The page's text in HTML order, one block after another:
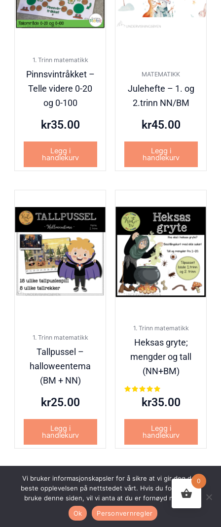
1. Trinn matematikk
Pinnsvintråkket –
Telle videre 0-20
og 0-100
kr35.00
Legg i
handlekurv
MATEMATIKK
Julehefte – 1. og
2.trinn NN/BM
kr45.00
Legg i
handlekurv
1. Trinn matematikk
Tallpussel –
halloweentema
(BM + NN)
kr25.00
Legg i
handlekurv
1. Trinn matematikk
Heksas gryte;
mengder og tall
(NN+BM)
Vurdert
5.00
kr35.00
Legg i
handlekurv
© 2026 Undervisningsbyen AS. Alle rettigheter forbeholdt.
Nettsiden er utviklet avWebco AS.
0
Vi bruker informasjonskapsler for å sikre at vi gir deg den
beste opplevelsen på nettstedet vårt. Hvis du fortsetter å
bruke denne siden, vil vi anta at du er fornøyd med det.
Ok
Personvernregler